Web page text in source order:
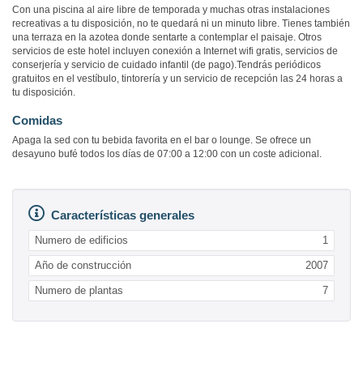
Con una piscina al aire libre de temporada y muchas otras instalaciones
recreativas a tu disposición, no te quedará ni un minuto libre. Tienes también
una terraza en la azotea donde sentarte a contemplar el paisaje. Otros
servicios de este hotel incluyen conexión a Internet wifi gratis, servicios de
conserjería y servicio de cuidado infantil (de pago).Tendrás periódicos
gratuitos en el vestíbulo, tintorería y un servicio de recepción las 24 horas a
tu disposición.
Comidas
Apaga la sed con tu bebida favorita en el bar o lounge. Se ofrece un
desayuno bufé todos los días de 07:00 a 12:00 con un coste adicional.
Características generales
Numero de edificios 1
Año de construcción 2007
Numero de plantas 7